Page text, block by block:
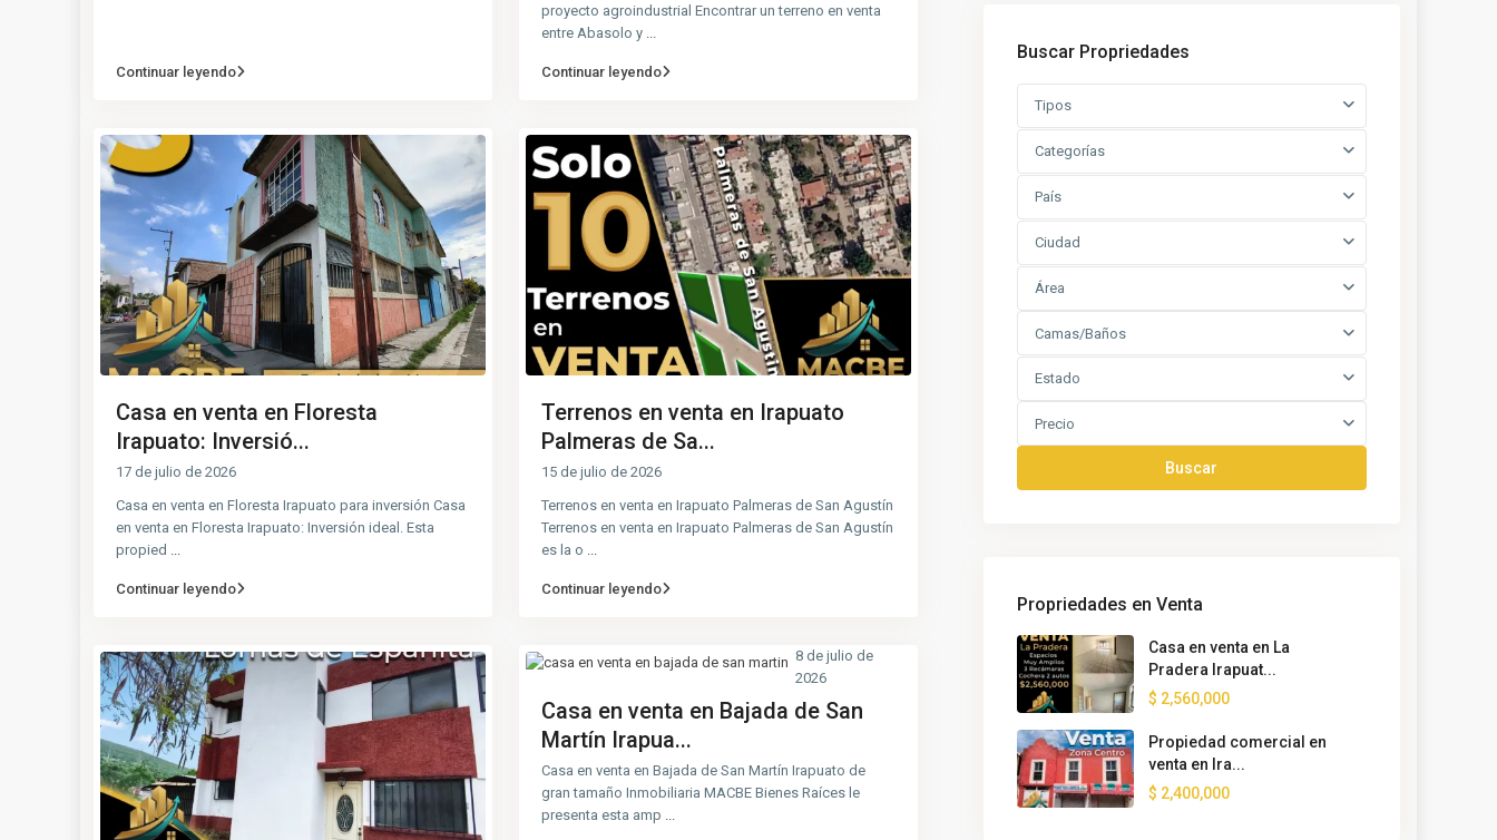
Continuar leyendo
proyecto agroindustrial Encontrar un terreno en venta
entre Abasolo y
Continuar leyendo
Casa en venta en Floresta
Irapuato: Inversió...
17 de julio de 2026
Casa en venta en Floresta Irapuato para inversión Casa
en venta en Floresta Irapuato: Inversión ideal. Esta
propied
Continuar leyendo
Terrenos en venta en Irapuato
Palmeras de Sa...
15 de julio de 2026
Terrenos en venta en Irapuato Palmeras de San Agustín
Terrenos en venta en Irapuato Palmeras de San Agustín
es la o
Continuar leyendo
Casa en venta en Bajada de San
Martín Irapua...
8 de julio de
2026
Casa en venta en Bajada de San Martín Irapuato de
gran tamaño Inmobiliaria MACBE Bienes Raíces le
presenta esta amp ...
Buscar Propriedades
Tipos
Categorías
País
Ciudad
Área
Camas/Baños
Estado
Precio
Buscar
Propriedades en Venta
Casa en venta en La
Pradera Irapuat...
$ 2,560,000
Propiedad comercial en
venta en Ira...
$ 2,400,000